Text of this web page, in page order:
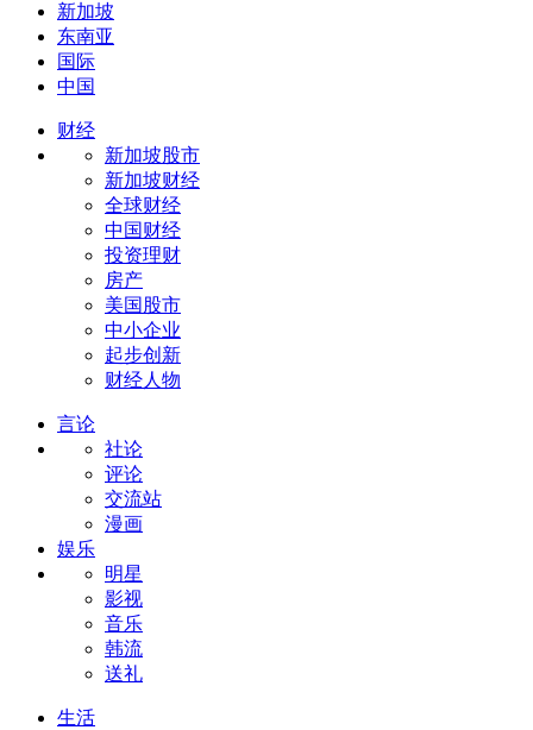
新加坡
东南亚
国际
中国
财经
新加坡股市
新加坡财经
全球财经
中国财经
投资理财
房产
美国股市
中小企业
起步创新
财经人物
言论
社论
评论
交流站
漫画
娱乐
明星
影视
音乐
韩流
送礼
生活